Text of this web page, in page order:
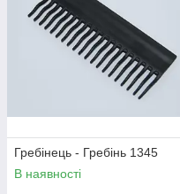
Гребінець - Гребінь 1345
В наявності